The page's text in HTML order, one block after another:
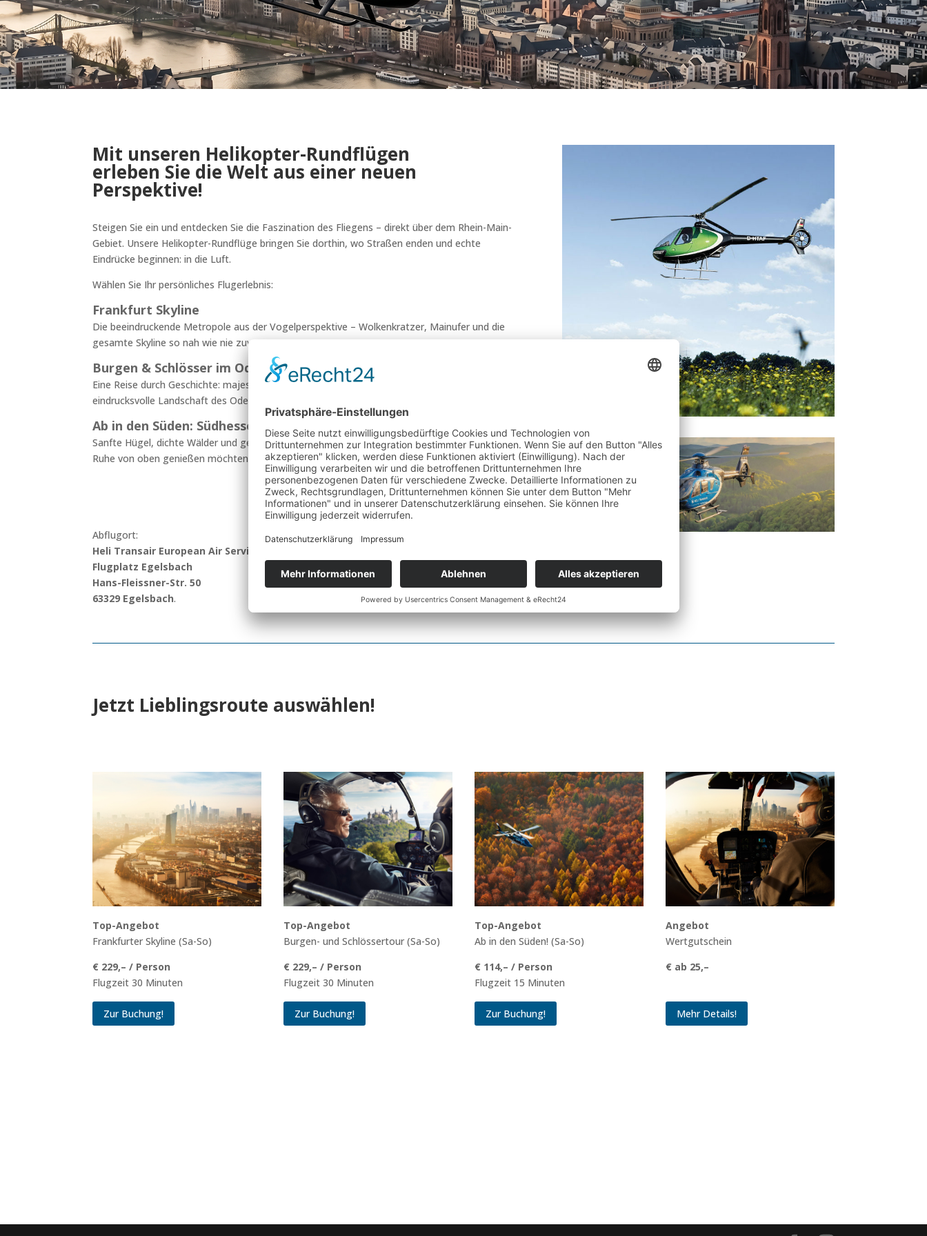
Mit unseren Helikopter-Rundflügen
erleben Sie die Welt aus einer neuen
Perspektive!
Steigen Sie ein und entdecken Sie die Faszination des Fliegens – direkt über dem Rhein-Main-
Gebiet. Unsere Helikopter-Rundflüge bringen Sie dorthin, wo Straßen enden und echte
Eindrücke beginnen: in die Luft.
Wählen Sie Ihr persönliches Flugerlebnis:
Frankfurt Skyline
Die beeindruckende Metropole aus der Vogelperspektive – Wolkenkratzer, Mainufer und die
gesamte Skyline so nah wie nie zuvor.
Burgen & Schlösser im Odenwald
Eine Reise durch Geschichte: majestätische Burgen, versteckte Schlösser und die
eindrucksvolle Landschaft des Odenwaldes aus der Luft.
Ab in den Süden: Südhessen – Wälder, Flüsse, Weite
Sanfte Hügel, dichte Wälder und geschwungene Flussläufe – ein Flug für alle, die Natur und
Ruhe von oben genießen möchten.
Abflugort:
Heli Transair European Air Services GmbH
Flugplatz Egelsbach
Hans-Fleissner-Str. 50
63329 Egelsbach.
Jetzt Lieblingsroute auswählen!
Top-Angebot
Frankfurter Skyline (Sa-So)
€ 229,– / Person
Flugzeit 30 Minuten
Zur Buchung!
Top-Angebot
Burgen- und Schlössertour (Sa-So)
€ 229,– / Person
Flugzeit 30 Minuten
Zur Buchung!
Top-Angebot
Ab in den Süden! (Sa-So)
€ 114,– / Person
Flugzeit 15 Minuten
Zur Buchung!
Angebot
Wertgutschein
€ ab 25,–
Mehr Details!